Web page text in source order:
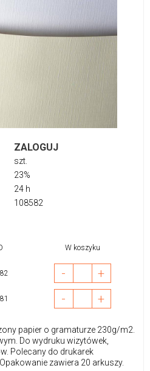
ZALOGUJ
szt.
23%
24 h
108582
W koszyku
- +
- +
papier o gramaturze 230g/m2.
Do wydruku wizytówek,
Polecany do drukarek
zawiera 20 arkuszy.